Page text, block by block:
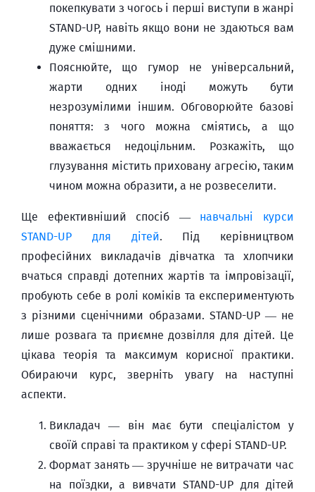
покепкувати з чогось і перші виступи в жанрі
STAND-UP, навіть якщо вони не здаються вам
дуже смішними.
Пояснюйте, що гумор не універсальний,
жарти одних іноді можуть бути
незрозумілими іншим. Обговорюйте базові
поняття: з чого можна сміятись, а що
вважається недоцільним. Розкажіть, що
глузування містить приховану агресію, таким
чином можна образити, а не розвеселити.
Ще ефективніший спосіб — навчальні курси
STAND-UP для дітей. Під керівництвом
професійних викладачів дівчатка та хлопчики
вчаться справді дотепних жартів та імпровізації,
пробують себе в ролі коміків та експериментують
з різними сценічними образами. STAND-UP — не
лише розвага та приємне дозвілля для дітей. Це
цікава теорія та максимум корисної практики.
Обираючи курс, зверніть увагу на наступні
аспекти.
Викладач — він має бути спеціалістом у
своїй справі та практиком у сфері STAND-UP.
Формат занять — зручніше не витрачати час
на поїздки, а вивчати STAND-UP для дітей